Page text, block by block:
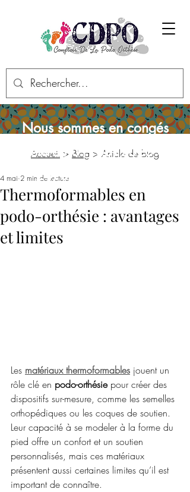
Nous sommes en congés
d'été du 01/08/2026 au
24/08/2026 inclus
Accueil > Blog > Article de blog
Thermoformables en
podo-orthésie : avantages
et limites
4 mai 2 min de lecture
Les matériaux thermoformables jouent un
rôle clé en podo-orthésie pour créer des
dispositifs sur-mesure, comme les semelles
orthopédiques ou les coques de soutien.
Leur capacité à se modeler à la forme du
pied offre un confort et un soutien
personnalisés, mais ces matériaux
présentent aussi certaines limites qu’il est
important de connaître.